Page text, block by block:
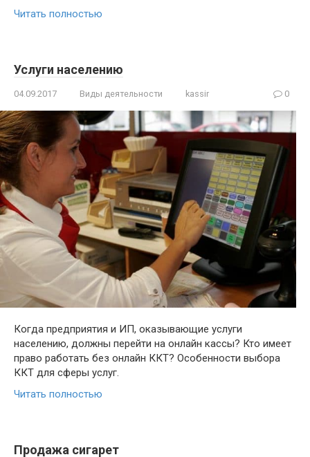
Читать полностью
Услуги населению
04.09.2017 Виды деятельности kassir 0
Когда предприятия и ИП, оказывающие услуги
населению, должны перейти на онлайн кассы? Кто имеет
право работать без онлайн ККТ? Особенности выбора
ККТ для сферы услуг.
Читать полностью
Продажа сигарет